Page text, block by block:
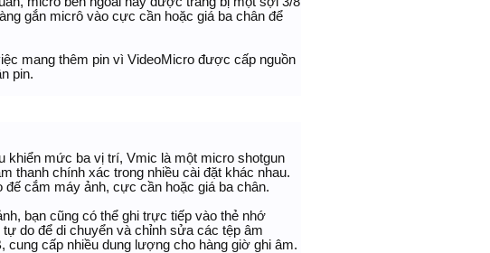
gắn micrô vào cực cần hoặc giá ba chân để
mang thêm pin vì VideoMicro được cấp nguồn
pin.
khiển mức ba vị trí, Vmic là một micro shotgun
thanh chính xác trong nhiều cài đặt khác nhau.
đế cắm máy ảnh, cực cần hoặc giá ba chân.
bạn cũng có thể ghi trực tiếp vào thẻ nhớ
do để di chuyển và chỉnh sửa các tệp âm
cung cấp nhiều dung lượng cho hàng giờ ghi âm.